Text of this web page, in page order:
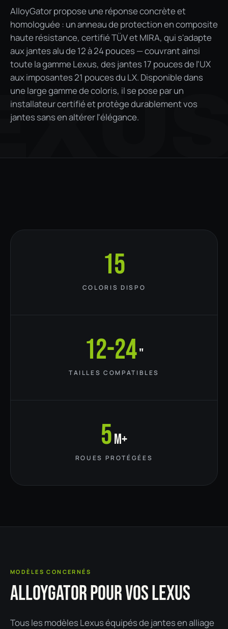
AlloyGator propose une réponse concrète et
homologuée : un anneau de protection en composite
haute résistance, certifié TÜV et MIRA, qui s'adapte
aux jantes alu de 12 à 24 pouces — couvrant ainsi
toute la gamme Lexus, des jantes 17 pouces de l'UX
aux imposantes 21 pouces du LX. Disponible dans
une large gamme de coloris, il se pose par un
installateur certifié et protège durablement vos
jantes sans en altérer l'élégance.
15
COLORIS DISPO
12-24"
TAILLES COMPATIBLES
5M+
ROUES PROTÉGÉES
MODÈLES CONCERNÉS
ALLOYGATOR POUR VOS LEXUS
Tous les modèles Lexus équipés de jantes en alliage